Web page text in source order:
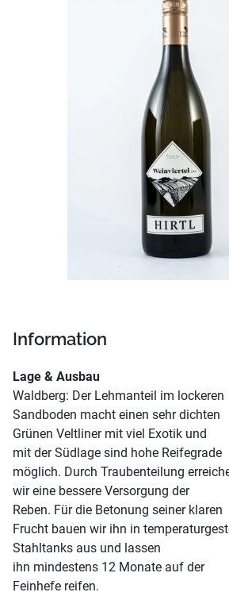
Information
Lage & Ausbau
Waldberg: Der Lehmanteil im lockeren
Sandboden macht einen sehr dichten
Grünen Veltliner mit viel Exotik und
mit der Südlage sind hohe Reifegrade
möglich. Durch Traubenteilung
wir eine bessere Versorgung der
Reben. Für die Betonung seiner klaren
Frucht bauen wir ihn in
Stahltanks aus und lassen
ihn mindestens 12 Monate auf der
Feinhefe reifen.